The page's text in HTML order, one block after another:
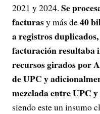
2021 y 2024. Se
facturasy más de40
a registros
facturación resultaba
recursos girados por
de UPC y
mezclada entre UPC
siendo este un insumo